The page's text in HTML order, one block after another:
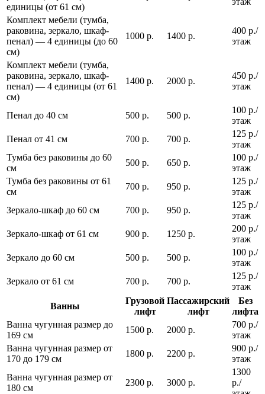
единицы (от 61 см)
Комплект мебели (тумба,
раковина, зеркало, шкаф-
пенал) — 4 единицы (до 60
см)
1000 р. 1400 р.
400 р./
этаж
Комплект мебели (тумба,
раковина, зеркало, шкаф-
пенал) — 4 единицы (от 61
см)
1400 р. 2000 р.
450 р./
этаж
Пенал до 40 см 500 р. 500 р.
100 р./
этаж
Пенал от 41 см
700 р. 700 р.
125 р./
этаж
Тумба без раковины до 60
см
500 р. 650 р.
100 р./
этаж
Тумба без раковины от 61
см
700 р. 950 р.
125 р./
этаж
Зеркало-шкаф до 60 см
700 р. 950 р.
125 р./
этаж
Зеркало-шкаф от 61 см
900 р. 1250 р.
200 р./
этаж
Зеркало до 60 см
500 р. 500 р.
100 р./
этаж
Зеркало от 61 см
700 р. 700 р.
125 р./
этаж
Ванны
Грузовой
лифт
Пассажирский
лифт
Без
лифта
Ванна чугунная размер до
169 см
1500 р. 2000 р.
700 р./
этаж
Ванна чугунная размер от
170 до 179 см
1800 р. 2200 р.
900 р./
этаж
Ванна чугунная размер от
180 см
2300 р. 3000 р.
1300
р./